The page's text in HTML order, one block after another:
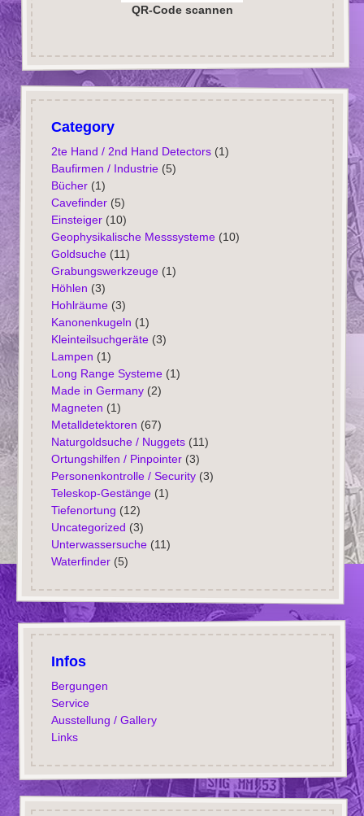
QR-Code scannen
Category
2te Hand / 2nd Hand Detectors(1)
Baufirmen / Industrie(5)
Bücher(1)
Cavefinder(5)
Einsteiger(10)
Geophysikalische Messsysteme(10)
Goldsuche(11)
Grabungswerkzeuge(1)
Höhlen (3)
Hohlräume(3)
Kanonenkugeln (1)
Kleinteilsuchgeräte(3)
Lampen (1)
Long Range Systeme(1)
Made in Germany(2)
Magneten (1)
Metalldetektoren (67)
Naturgoldsuche / Nuggets(11)
Ortungshilfen / Pinpointer(3)
Personenkontrolle / Security(3)
Teleskop-Gestänge(1)
Tiefenortung (12)
Uncategorized (3)
Unterwassersuche(11)
Waterfinder(5)
Infos
Bergungen
Service
Ausstellung / Gallery
Links